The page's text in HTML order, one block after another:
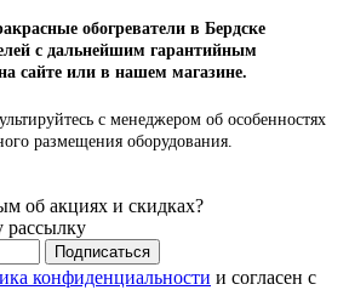
обогреватели в Бердске
с дальнейшим гарантийным
сайте или в нашем магазине.
с менеджером об особенностях
размещения оборудования.
об акциях и скидках?
Подписаться
конфиденциальности и согласен с